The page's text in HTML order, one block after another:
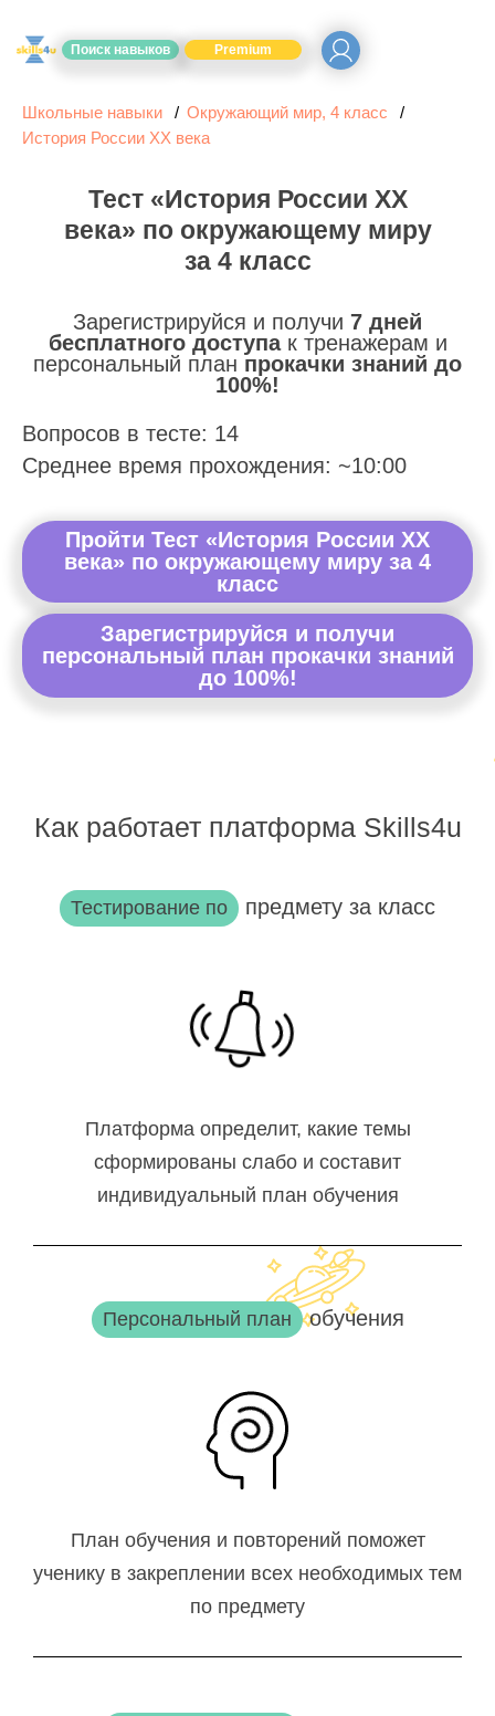
Поиск навыков Premium
Школьные навыки
Окружающий мир, 4 класс
История России ХХ века
Тест «История России ХХ
века» по окружающему миру
за 4 класс
Зарегистрируйся и получи 7 дней
бесплатного доступак тренажерам и
персональный план прокачки знаний до
100%!
Вопросов в тесте: 14
Среднее время прохождения: ~10:00
Пройти Тест «История России ХХ
века» по окружающему миру за 4
класс
Зарегистрируйся и получи
персональный план прокачки знаний
до 100%!
Как работает платформа Skills4u
Тестирование по предмету за класс
Платформа определит, какие темы
сформированы слабо и составит
индивидуальный план обучения
Персональный план обучения
План обучения и повторений поможет
ученику в закреплении всех необходимых тем
по предмету